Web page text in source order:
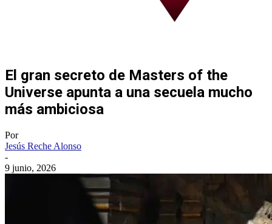
El gran secreto de Masters of the
Universe apunta a una secuela mucho
más ambiciosa
Por
Jesús Reche Alonso
-
9 junio, 2026